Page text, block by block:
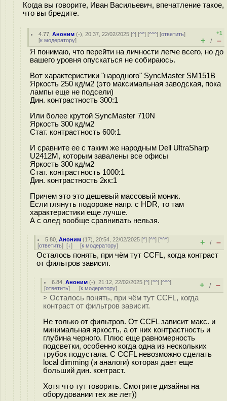
Когда вы говорите, Иван Васильевич, впечатление такое,
что вы бредите.
4.77 ,Аноним (-), 20:37, 22/02/2025 [^] [^^] [^^^] [ответить]
[к модератору]
+1
+ / –
Я понимаю, что перейти на личности легче всего, но до
вашего уровня опускаться не собираюсь.
Вот характеристики "народного" SyncMaster SM151B
Яркость 250 кд/м2 (это максимальная заводская, пока
лампы еще не подсели)
Дин. контрастность 300:1
Или более крутой SyncMaster 710N
Яркость 300 кд/м2
Стат. контрастность 600:1
И сравните ее с таким же народным Dell UltraSharp
U2412M, которым завалены все офисы
Яркость 300 кд/м2
Стат. контрастность 1000:1
Дин. контрастность 2кк:1
Причем это это дешевый массовый моник.
Если глянуть подороже напр. с HDR, то там
характеристики еще лучше.
А с олед вообще сравнивать нельзя.
5.80 ,Аноним (17), 20:54, 22/02/2025 [^] [^^] [^^^]
[ответить] [↓] [к модератору] + / –
Осталось понять, при чём тут CCFL, когда контраст
от фильтров зависит.
6.84 ,Аноним (-), 21:12, 22/02/2025 [^] [^^] [^^^]
[ответить] [к модератору] + / –
> Осталось понять, при чём тут CCFL, когда
контраст от фильтров зависит.
Не только от фильтров. От CCFL зависит макс. и
минимальная яркость, а от них контрастность и
глубина черного. Плюс еще равномерность
подсветки, особенно когда одна из нескольких
трубок подустала. С CCFL невозможно сделать
local dimming (и аналоги) которая дает еще
больший дин. контраст.
Хотя что тут говорить. Смотрите дизайны на
оборудовании тех же лет))